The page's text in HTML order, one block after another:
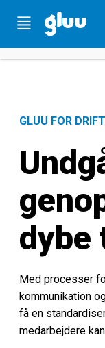
Menu
GLUU FOR
dybe
Med processer
kommunikation
få en
medarbejdere
Sammenlign
svare på et kort